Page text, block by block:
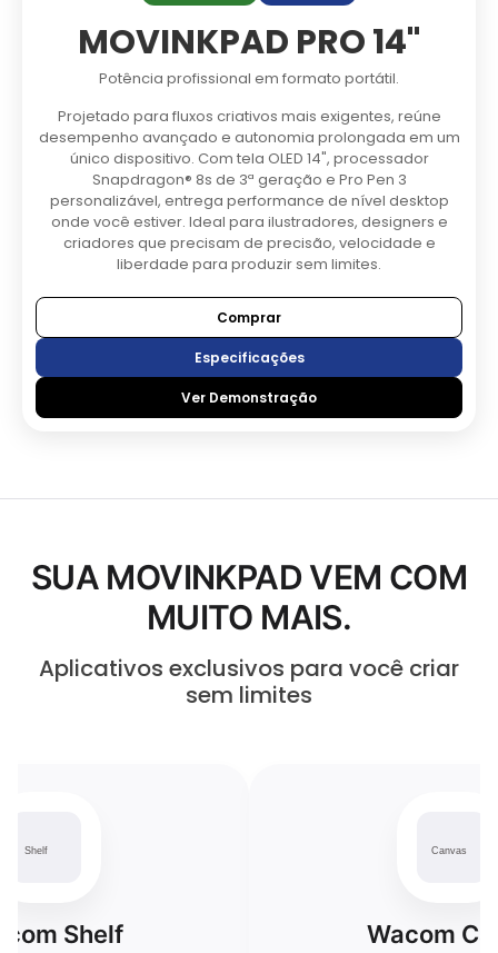
MOVINKPAD PRO 14"
Potência profissional em formato portátil.
Projetado para fluxos criativos mais exigentes, reúne
desempenho avançado e autonomia prolongada em um
único dispositivo. Com tela OLED 14", processador
Snapdragon® 8s de 3ª geração e Pro Pen 3
personalizável, entrega performance de nível desktop
onde você estiver. Ideal para ilustradores, designers e
criadores que precisam de precisão, velocidade e
liberdade para produzir sem limites.
Comprar
Especificações
Ver Demonstração
SUA MOVINKPAD VEM COM
MUITO MAIS.
Aplicativos exclusivos para você criar
sem limites
Shelf Wacom